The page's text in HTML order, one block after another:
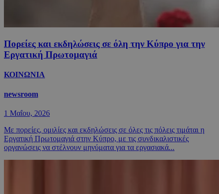
Πορείες και εκδηλώσεις σε όλη την Κύπρο για την
Εργατική Πρωτομαγιά
ΚΟΙΝΩΝΙΑ
newsroom
1 Μαΐου, 2026
Με πορείες, ομιλίες και εκδηλώσεις σε όλες τις πόλεις τιμάται η
Εργατική Πρωτομαγιά στην Κύπρο, με τις συνδικαλιστικές
οργανώσεις να στέλνουν μηνύματα για τα εργασιακά...